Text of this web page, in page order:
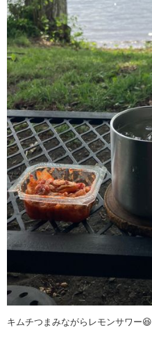
キムチつまみながらレモンサワー😆